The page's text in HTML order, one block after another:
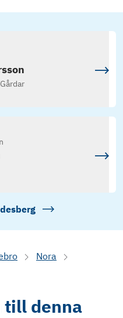
Gårdar
Nora
till denna